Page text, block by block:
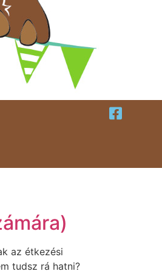
az étkezési
tudsz rá hatni?